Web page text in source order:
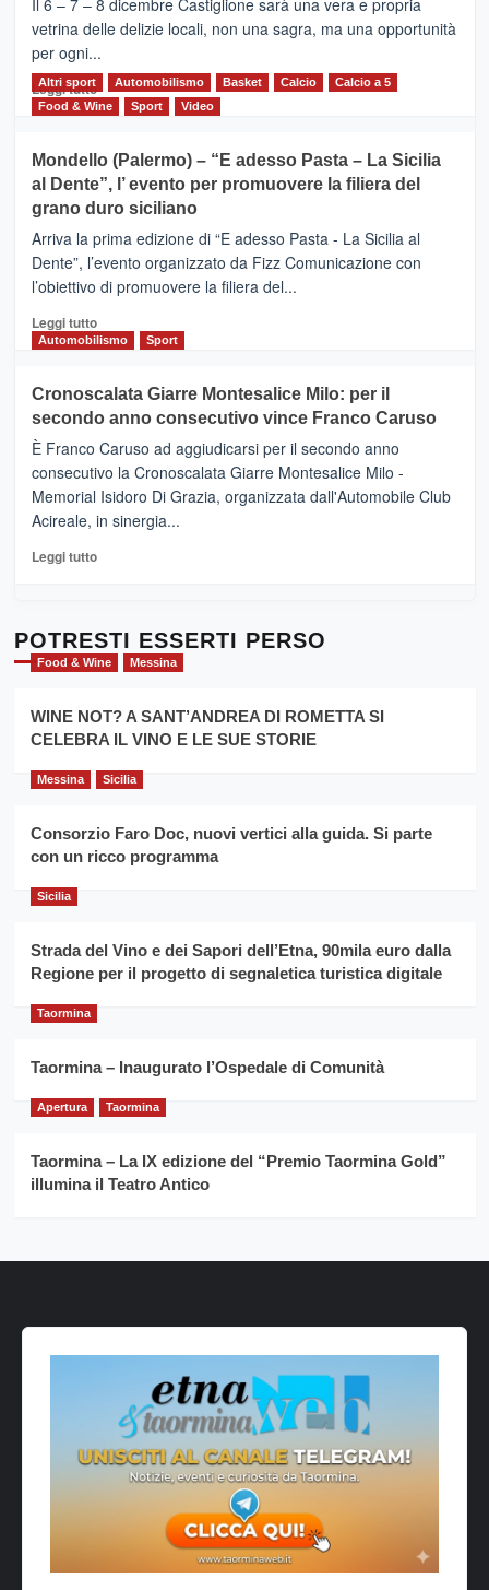
Vivicittà,
alla
scoperta
del
territorio,
e
messaggi
di
Il 6 – 7 – 8 dicembre Castiglione sarà una vera e propria
vetrina delle delizie locali, non una sagra, ma una opportunità
per ogni...
Leggi tuttoLeggi
di
CASTIGLIONE
DI
SICILIA
(Ct)
–
Il
Borgo
Gusto,
il
tra
sapori
vicoli
medievali
Altri sport Automobilismo Basket Calcio
Calcio a 5
Food & Wine
Sport Video
Mondello (Palermo) – “E adesso Pasta – La Sicilia
al Dente”, l’ evento per promuovere la filiera del
grano duro siciliano
Arriva la prima edizione di “E adesso Pasta - La Sicilia al
Dente”, l’evento organizzato da Fizz Comunicazione con
l’obiettivo di promuovere la filiera del...
Leggi tuttoLeggi
di
Mondello
(Palermo)
–
“E
adesso
Pasta
–
Sicilia
l’
evento
per
la
filiera
grano
Automobilismo Sport
Cronoscalata Giarre Montesalice Milo: per il
secondo anno consecutivo vince Franco Caruso
È Franco Caruso ad aggiudicarsi per il secondo anno
consecutivo la Cronoscalata Giarre Montesalice Milo -
Memorial Isidoro Di Grazia, organizzata dall'Automobile Club
Acireale, in sinergia...
Leggi tuttoLeggi
Cronoscalata
Giarre
Montesalice
per
il
anno
Franco
Caruso
POTRESTI ESSERTI PERSO
Food & Wine Messina
WINE NOT? A SANT’ANDREA DI ROMETTA SI
CELEBRA IL VINO E LE SUE STORIE
Messina Sicilia
Consorzio Faro Doc, nuovi vertici alla guida. Si parte
con un ricco programma
Sicilia
Strada del Vino e dei Sapori dell’Etna, 90mila euro dalla
Regione per il progetto di segnaletica turistica digitale
Taormina
Taormina – Inaugurato l’Ospedale di Comunità
Apertura Taormina
Taormina – La IX edizione del “Premio Taormina Gold”
illumina il Teatro Antico